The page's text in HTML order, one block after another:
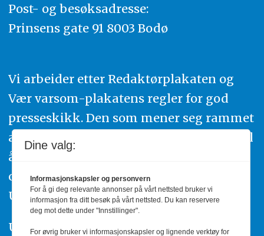
Post- og besøksadresse:
Prinsens gate 91 8003 Bodø
Vi arbeider etter Redaktørplakaten og
Vær varsom-plakatens regler for god
presseskikk. Den som mener seg rammet
av urettmessig publisering, oppfordres til
å ta kontakt med redaksjonen. Du kan
også klage inn saker til Pressens Faglige
Utvalg,www.pfu.no.
Utgiver: PBL
Dine valg:
Informasjonskapsler og personvern
For å gi deg relevante annonser på vårt nettsted bruker vi
informasjon fra ditt besøk på vårt nettsted. Du kan reservere
deg mot dette under "Innstillinger".
For øvrig bruker vi informasjonskapsler og lignende verktøy for